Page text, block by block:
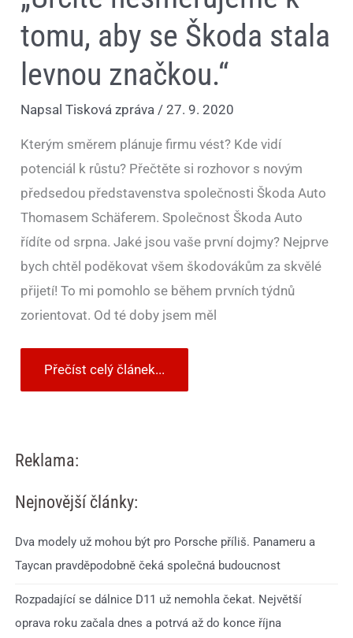
tomu, aby se Škoda stala
levnou značkou.“
NapsalTisková zpráva/27. 9. 2020
Kterým směrem plánuje firmu vést? Kde vidí
potenciál k růstu? Přečtěte si rozhovor s novým
předsedou představenstva společnosti Škoda Auto
Thomasem Schäferem. Společnost Škoda Auto
řídíte od srpna. Jaké jsou vaše první dojmy? Nejprve
bych chtěl poděkovat všem škodovákům za skvělé
přijetí! To mi pomohlo se během prvních týdnů
zorientovat. Od té doby jsem měl
Přečíst celý článek...
Reklama:
Nejnovější články:
Dva modely už mohou být pro Porsche příliš. Panameru a
Taycan pravděpodobně čeká společná budoucnost
Rozpadající se dálnice D11 už nemohla čekat. Největší
oprava roku začala dnes a potrvá až do konce října